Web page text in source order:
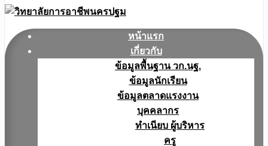
หน้าแรก
เกี่ยวกับ
ข้อมูลพื้นฐาน วก.นฐ.
ข้อมูลนักเรียน
ข้อมูลตลาดแรงงาน
บุคคลากร
ทำเนียบ ผู้บริหาร
ครู